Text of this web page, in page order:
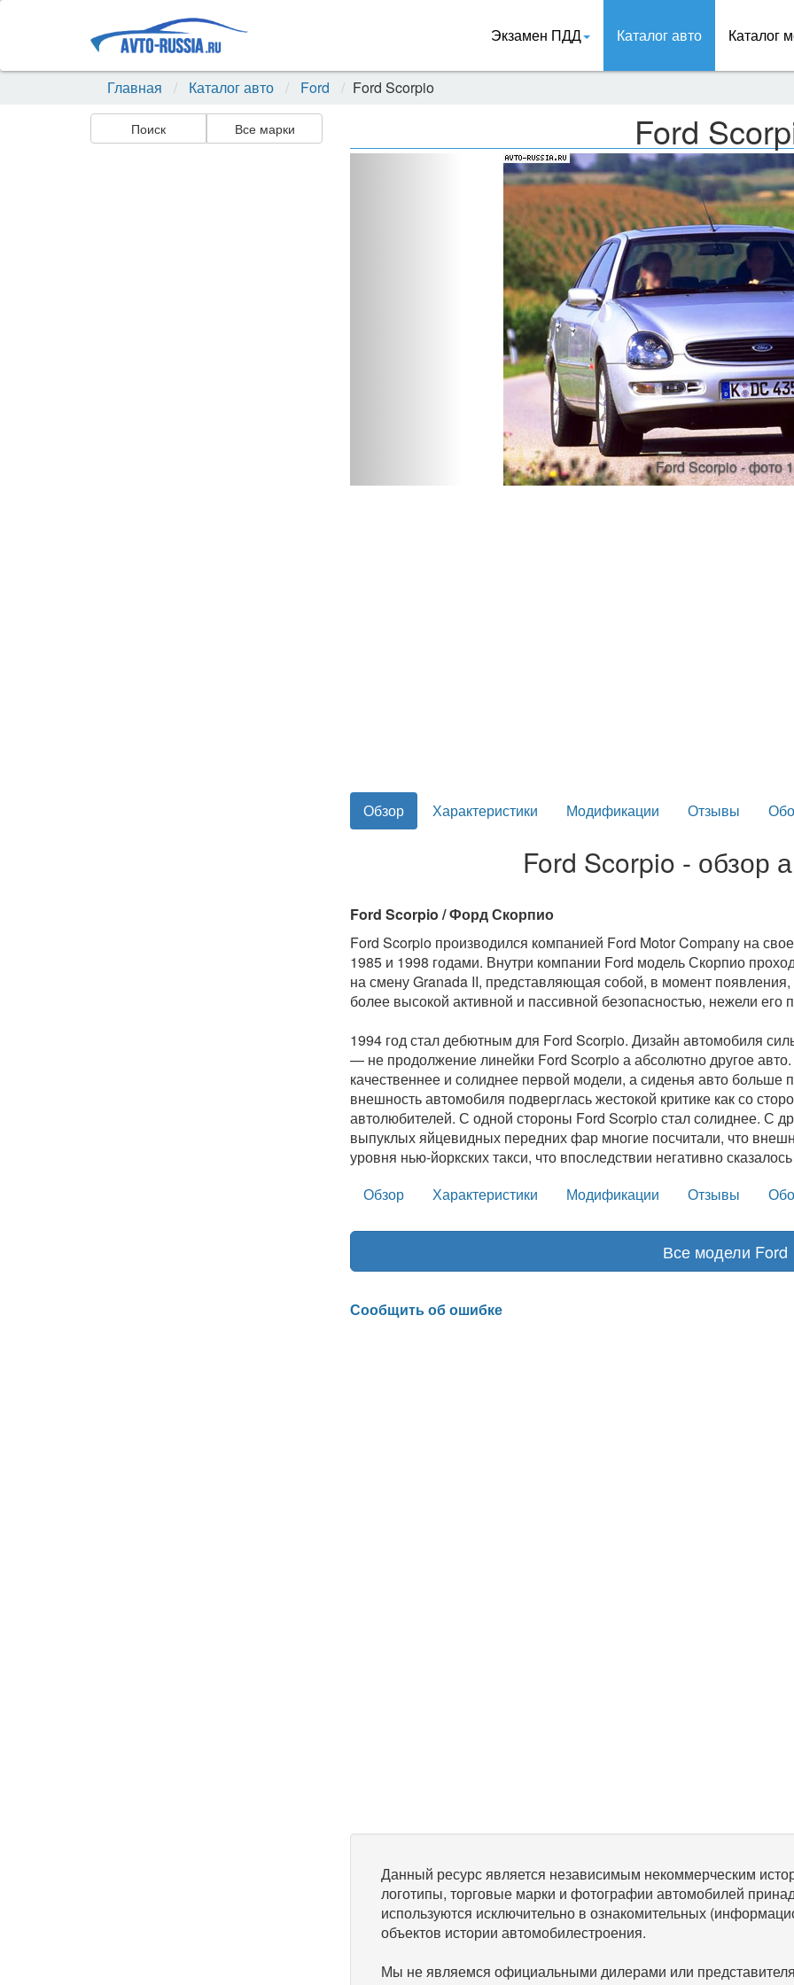
Экзамен ПДД Каталог авто Каталог
Главная Каталог авто Ford Ford Scorpio
Поиск Все марки Ford
Ford Scorpio - фото 1
Обзор Характеристики Модификации Отзывы
Ford Scorpio - обзор
Ford Scorpio / Форд Скорпио
Ford Scorpio производился компанией Ford Motor Company на
1985 и 1998 годами. Внутри компании Ford модель Скорпио
на смену Granada II, представляющая собой, в момент
более высокой активной и пассивной безопасностью, нежели его
1994 год стал дебютным для Ford Scorpio. Дизайн автомобиля
— не продолжение линейки Ford Scorpio а абсолютно другое
качественнее и солиднее первой модели, а сиденья авто
внешность автомобиля подверглась жестокой критике как со
автолюбителей. С одной стороны Ford Scorpio стал солиднее. С
выпуклых яйцевидных передних фар многие посчитали, что
уровня нью-йоркских такси, что впоследствии негативно
Обзор
Характеристики Модификации Отзывы
Все модели Ford
Сообщить об ошибке
Данный ресурс является независимым некоммерческим
логотипы, торговые марки и фотографии автомобилей
используются исключительно в ознакомительных
объектов истории автомобилестроения.
Мы не являемся официальными дилерами или